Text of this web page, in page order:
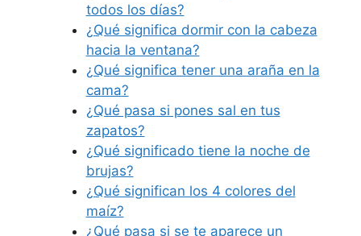
todos los días?
¿Qué significa dormir con la cabeza
hacia la ventana?
¿Qué significa tener una araña en la
cama?
¿Qué pasa si pones sal en tus
zapatos?
¿Qué significado tiene la noche de
brujas?
¿Qué significan los 4 colores del
maíz?
¿Qué pasa si se te aparece un